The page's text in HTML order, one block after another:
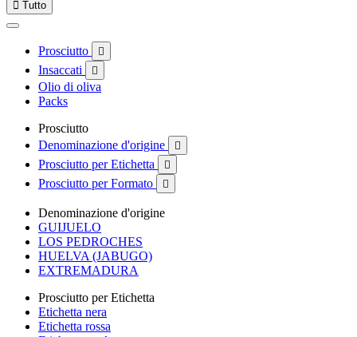
 Tutto
Prosciutto 
Insaccati 
Olio di oliva
Packs
Prosciutto
Denominazione d'origine

Prosciutto per Etichetta 
Prosciutto per Formato 
Denominazione d'origine
GUIJUELO
LOS PEDROCHES
HUELVA (JABUGO)
EXTREMADURA
Prosciutto per Etichetta
Etichetta nera
Etichetta rossa